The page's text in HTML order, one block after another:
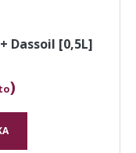
Dassoil [0,5L]
)